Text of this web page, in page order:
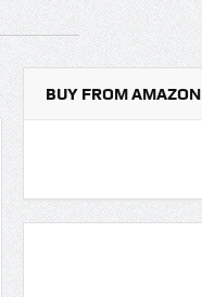
BUY FROM AMAZON